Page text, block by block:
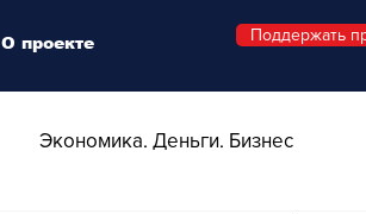
Экономика. Деньги. Бизнес
О проекте Поддержать